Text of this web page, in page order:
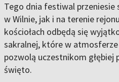
Tego dnia festiwal
w Wilnie, jak i na terenie
kościołach odbędą się
sakralnej, które w
pozwolą uczestnikom głębiej
święto.